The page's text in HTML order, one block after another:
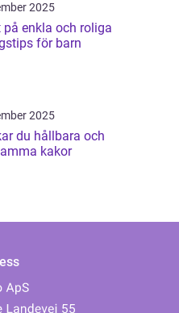
2025
på enkla och roliga
för barn
2025
du hållbara och
kakor